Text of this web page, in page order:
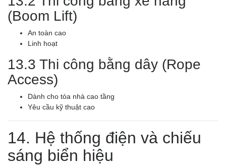
(Boom Lift)
An toàn cao
Linh hoạt
13.3 Thi công bằng dây (Rope
Access)
Dành cho tòa nhà cao tầng
Yêu cầu kỹ thuật cao
14. Hệ thống điện và chiếu
sáng biển hiệu